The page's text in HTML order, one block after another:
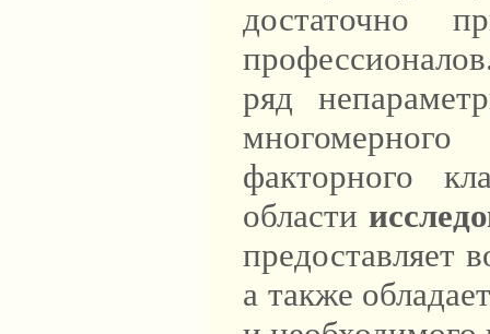
достаточно
ряд
факторного
области
предоставляет
а также